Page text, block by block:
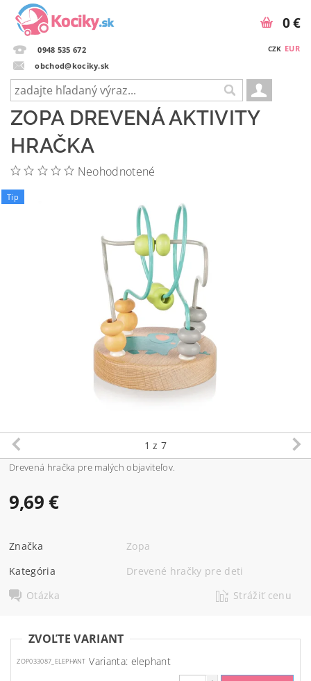
0948 535 672
obchod@kociky.sk
CZK EUR
0 €
ZOPA DREVENÁ AKTIVITY
HRAČKA
Neohodnotené
Tip
1 z 7
Drevená hračka pre malých objaviteľov.
9,69 €
Značka
Zopa
Kategória
Drevené hračky pre deti
Otázka
Strážiť cenu
ZVOĽTE VARIANT
ZOP033087_ELEPHANT Varianta: elephant